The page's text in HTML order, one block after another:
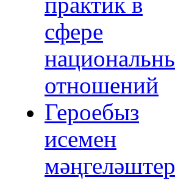
практик в
сфере
отношений
Героебыз
исемен